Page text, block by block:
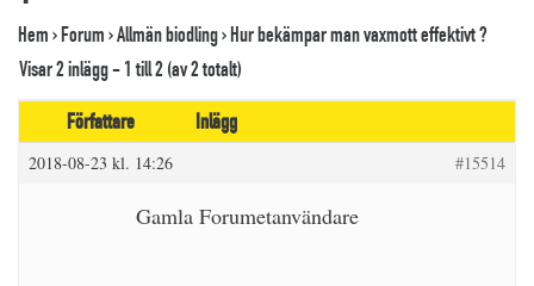
Hem›Forum›Allmän biodling›Hur bekämpar man vaxmott effektivt ?
Visar 2 inlägg - 1 till 2 (av 2 totalt)
Författare
Inlägg
2018-08-23 kl. 14:26 #15514
Gamla Forumetanvändare